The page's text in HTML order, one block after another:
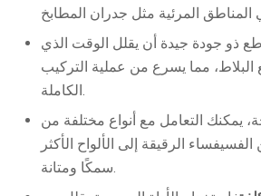
ذو جودة جيدة أن يقلل الوقت الذي
مما يسرع من عملية التركيب
الكاملة.
يمكنك التعامل مع أنواع مختلفة من
الرقيقة إلى الألواح الأكثر
سمكًا ومتانة.